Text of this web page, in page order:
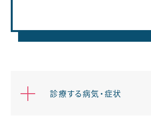
診療する病気・症状